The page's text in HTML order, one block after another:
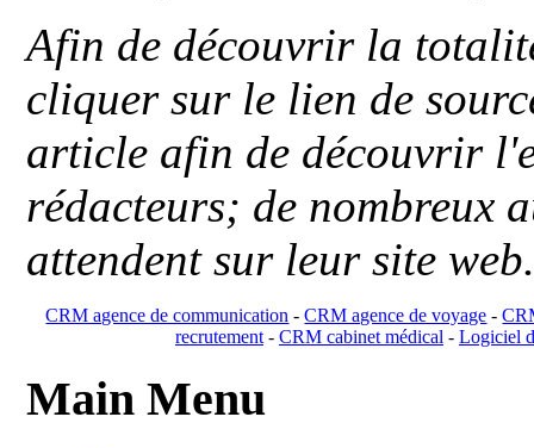
Afin de découvrir la
cliquer sur le lien de
article afin de découvrir
rédacteurs; de nombreux
attendent sur leur site
CRM agence de communication -CRM agence de voyage -
recrutement- CRM cabinet médical- Logiciel
Main Menu